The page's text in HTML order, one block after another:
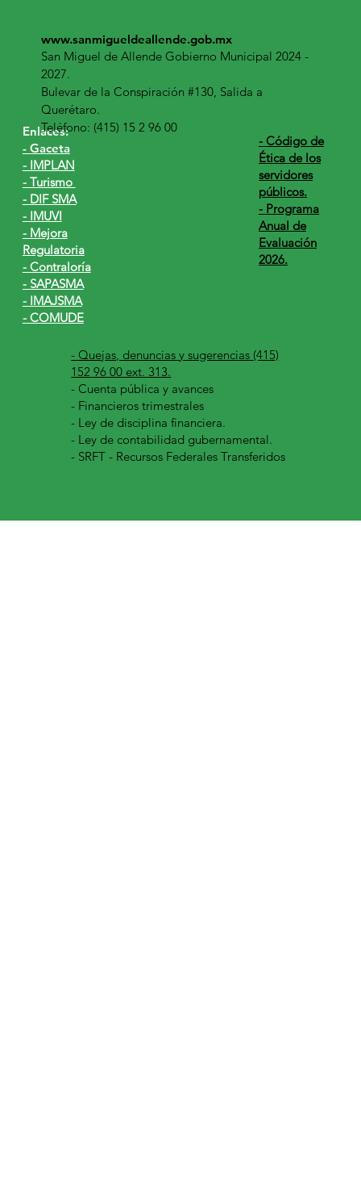
Enlaces:
- Gaceta
- IMPLAN
- Turismo
- DIF SMA
- IMUVI
- Mejora
Regulatoria
- Contraloría
- SAPASMA
- IMAJSMA
- COMUDE
www.sanmigueldeallende.gob.mx
San Miguel de Allende Gobierno Municipal 2024 -
2027.
Bulevar de la Conspiración #130, Salida a
Querétaro.
Teléfono: (415) 15 2 96 00
- Quejas, denuncias y sugerencias (415)
152 96 00 ext. 313.
-Cuenta pública y avances
- Financieros trimestrales
- Ley de disciplina financiera.
- Ley de contabilidad gubernamental.
- SRFT - Recursos Federales Transferidos
​- Código de
Ética de los
servidores
públicos.
- Programa
Anual de
Evaluación
2026.